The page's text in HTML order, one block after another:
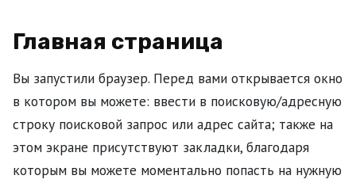
Главная страница
Вы запустили браузер. Перед вами открывается окно
в котором вы можете: ввести в поисковую/адресную
строку поисковой запрос или адрес сайта; также на
этом экране присутствуют закладки, благодаря
которым вы можете моментально попасть на нужную